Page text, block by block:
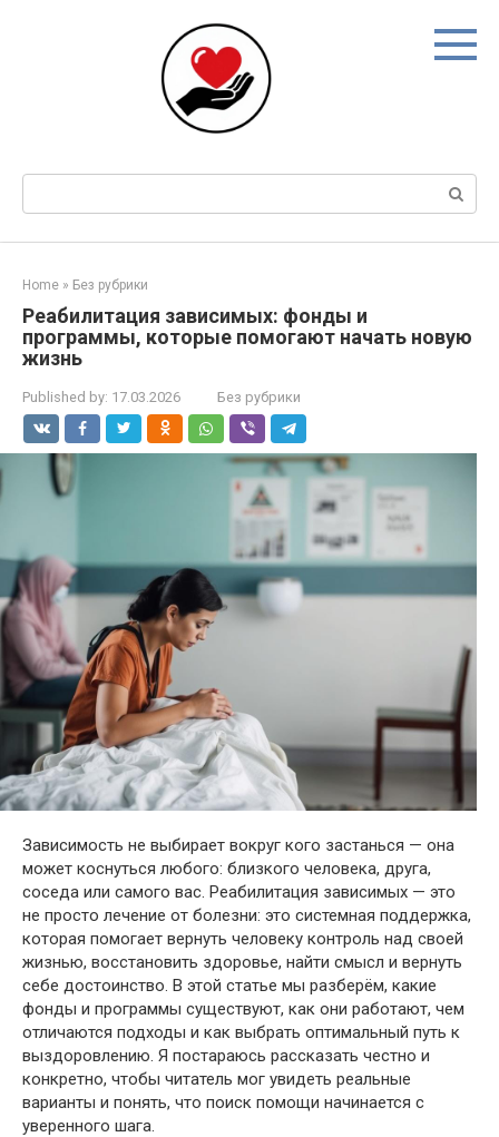
Search:
Home » Без рубрики
Реабилитация зависимых: фонды и
программы, которые помогают начать новую
жизнь
Published by: 17.03.2026 Без рубрики
Зависимость не выбирает вокруг кого застанься — она
может коснуться любого: близкого человека, друга,
соседа или самого вас. Реабилитация зависимых — это
не просто лечение от болезни: это системная поддержка,
которая помогает вернуть человеку контроль над своей
жизнью, восстановить здоровье, найти смысл и вернуть
себе достоинство. В этой статье мы разберём, какие
фонды и программы существуют, как они работают, чем
отличаются подходы и как выбрать оптимальный путь к
выздоровлению. Я постараюсь рассказать честно и
конкретно, чтобы читатель мог увидеть реальные
варианты и понять, что поиск помощи начинается с
уверенного шага.